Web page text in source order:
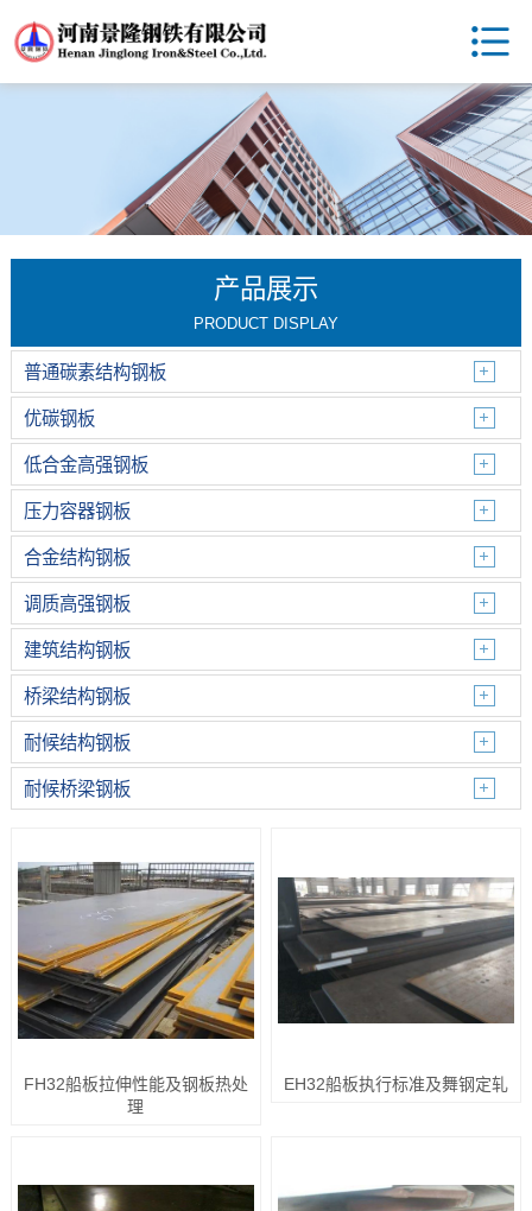
产品展示
PRODUCT DISPLAY
普通碳素结构钢板
优碳钢板
低合金高强钢板
压力容器钢板
合金结构钢板
调质高强钢板
建筑结构钢板
桥梁结构钢板
耐候结构钢板
耐候桥梁钢板
FH32船板拉伸性能及钢板热处
理
EH32船板执行标准及舞钢定轧